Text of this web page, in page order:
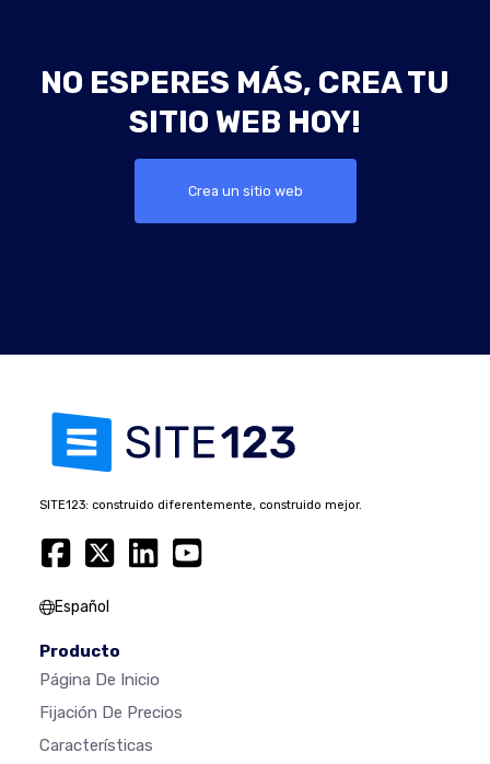
NO ESPERES MÁS, CREA TU
SITIO WEB HOY!
Crea un sitio web
SITE123: construido diferentemente, construido mejor.
Español
Producto
Página De Inicio
Fijación De Precios
Características